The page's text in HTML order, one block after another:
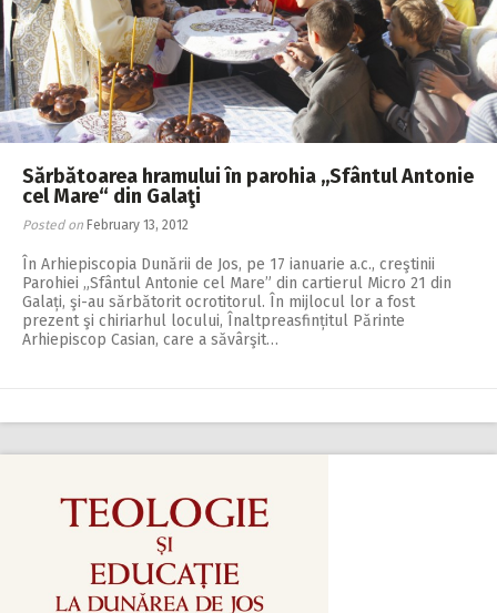
Sărbătoarea hramului în parohia ,,Sfântul Antonie
cel Mare“ din Galaţi
Posted on February 13, 2012
În Arhiepiscopia Dunării de Jos, pe 17 ianuarie a.c., creştinii
Parohiei „Sfântul Antonie cel Mare” din cartierul Micro 21 din
Galați, şi-au sărbătorit ocrotitorul. În mijlocul lor a fost
prezent şi chiriarhul locului, Înaltpreasfințitul Părinte
Arhiepiscop Casian, care a săvârşit…